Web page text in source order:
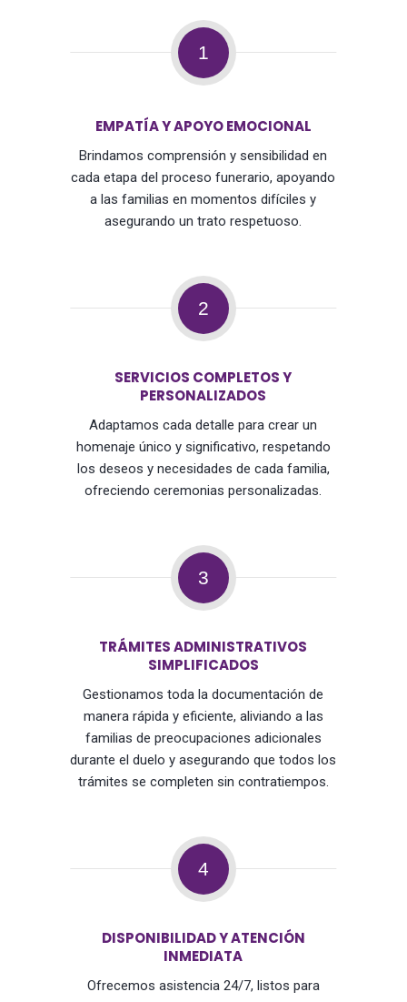
1
EMPATÍA Y APOYO EMOCIONAL
Brindamos comprensión y sensibilidad en
cada etapa del proceso funerario, apoyando
a las familias en momentos difíciles y
asegurando un trato respetuoso.
2
SERVICIOS COMPLETOS Y
PERSONALIZADOS
Adaptamos cada detalle para crear un
homenaje único y significativo, respetando
los deseos y necesidades de cada familia,
ofreciendo ceremonias personalizadas.
3
TRÁMITES ADMINISTRATIVOS
SIMPLIFICADOS
Gestionamos toda la documentación de
manera rápida y eficiente, aliviando a las
familias de preocupaciones adicionales
durante el duelo y asegurando que todos los
trámites se completen sin contratiempos.
4
DISPONIBILIDAD Y ATENCIÓN
INMEDIATA
Ofrecemos asistencia 24/7, listos para